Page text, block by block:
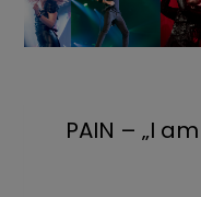
PAIN – „I